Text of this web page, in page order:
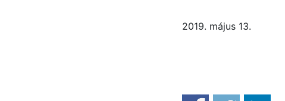
2019. május 13.